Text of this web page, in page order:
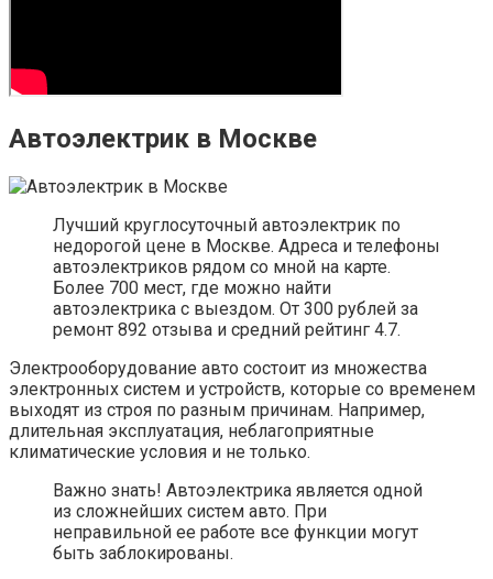
Автоэлектрик в Москве
Лучший круглосуточный автоэлектрик по
недорогой цене в Москве. Адреса и телефоны
автоэлектриков рядом со мной на карте.
Более 700 мест, где можно найти
автоэлектрика с выездом. От 300 рублей за
ремонт 892 отзыва и средний рейтинг 4.7.
Электрооборудование авто состоит из множества
электронных систем и устройств, которые со временем
выходят из строя по разным причинам. Например,
длительная эксплуатация, неблагоприятные
климатические условия и не только.
Важно знать! Автоэлектрика является одной
из сложнейших систем авто. При
неправильной ее работе все функции могут
быть заблокированы.